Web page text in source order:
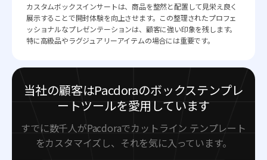
カスタムボックスインサートは、商品を整然と配置して見栄え良く
展示することで開封体験を向上させます。この整理されたプロフェ
ッショナルなプレゼンテーションは、顧客に強い印象を残します。
特に高級品やラグジュアリーアイテムの場合には重要です。
当社の顧客はPacdoraのボックステンプレ
ートツールを愛用しています
すでに数千人がPacdoraでカットライン テンプレート
をカスタマイズし、それを気に入っています。